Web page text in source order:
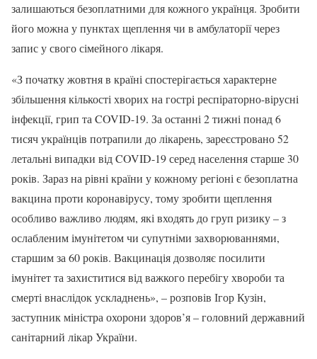
залишаються безоплатними для кожного українця. Зробити
його можна у пунктах щеплення чи в амбулаторії через
запис у свого сімейного лікаря.
«З початку жовтня в країні спостерігається характерне
збільшення кількості хворих на гострі респіраторно-вірусні
інфекції, грип та COVID-19. За останні 2 тижні понад 6
тисяч українців потрапили до лікарень, зареєстровано 52
летальні випадки від COVID-19 серед населення старше 30
років. Зараз на рівні країни у кожному регіоні є безоплатна
вакцина проти коронавірусу, тому зробити щеплення
особливо важливо людям, які входять до груп ризику – з
ослабленим імунітетом чи супутніми захворюваннями,
старшим за 60 років. Вакцинація дозволяє посилити
імунітет та захиститися від важкого перебігу хвороби та
смерті внаслідок ускладнень», – розповів Ігор Кузін,
заступник міністра охорони здоров’я – головний державний
санітарний лікар України.